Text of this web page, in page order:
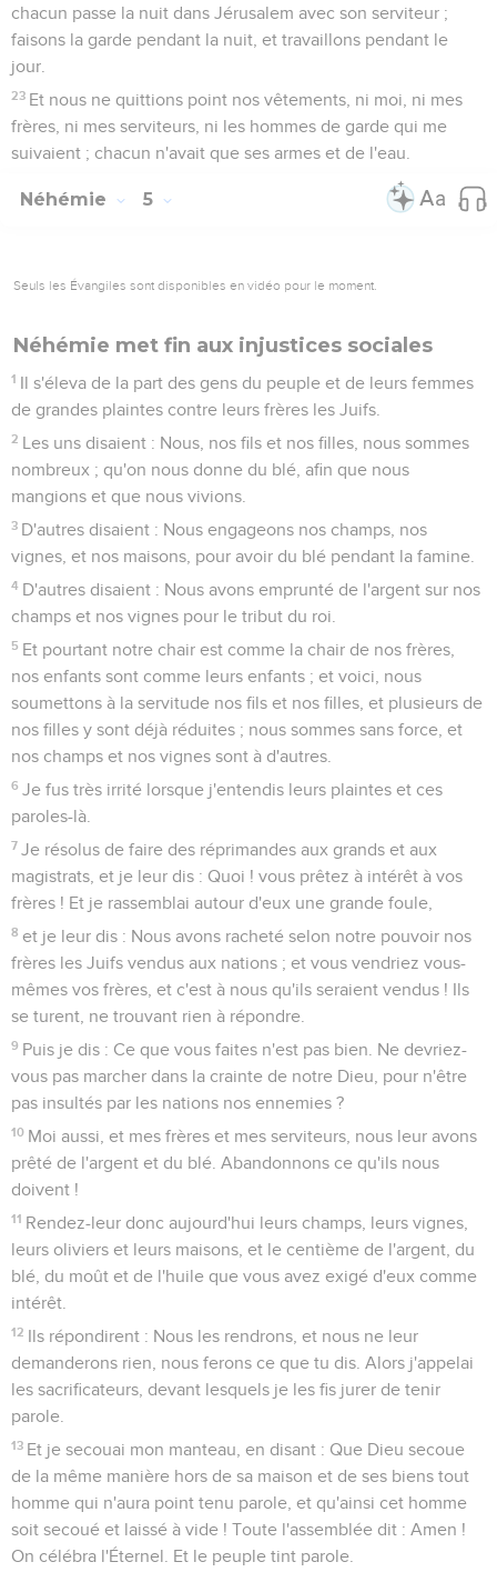
chacun passe la nuit dans Jérusalem avec son serviteur ;
faisons la garde pendant la nuit, et travaillons pendant le
jour.
23 Et nous ne quittions point nos vêtements, ni moi, ni mes
frères, ni mes serviteurs, ni les hommes de garde qui me
suivaient ; chacun n'avait que ses armes et de l'eau.
Néhémie 5
Seuls les Évangiles sont disponibles en vidéo pour le moment.
Néhémie met fin aux injustices sociales
1 Il s'éleva de la part des gens du peuple et de leurs femmes
de grandes plaintes contre leurs frères les Juifs.
2 Les uns disaient : Nous, nos fils et nos filles, nous sommes
nombreux ; qu'on nous donne du blé, afin que nous
mangions et que nous vivions.
3 D'autres disaient : Nous engageons nos champs, nos
vignes, et nos maisons, pour avoir du blé pendant la famine.
4 D'autres disaient : Nous avons emprunté de l'argent sur nos
champs et nos vignes pour le tribut du roi.
5 Et pourtant notre chair est comme la chair de nos frères,
nos enfants sont comme leurs enfants ; et voici, nous
soumettons à la servitude nos fils et nos filles, et plusieurs de
nos filles y sont déjà réduites ; nous sommes sans force, et
nos champs et nos vignes sont à d'autres.
6 Je fus très irrité lorsque j'entendis leurs plaintes et ces
paroles-là.
7 Je résolus de faire des réprimandes aux grands et aux
magistrats, et je leur dis : Quoi ! vous prêtez à intérêt à vos
frères ! Et je rassemblai autour d'eux une grande foule,
8 et je leur dis : Nous avons racheté selon notre pouvoir nos
frères les Juifs vendus aux nations ; et vous vendriez vous-
mêmes vos frères, et c'est à nous qu'ils seraient vendus ! Ils
se turent, ne trouvant rien à répondre.
9 Puis je dis : Ce que vous faites n'est pas bien. Ne devriez-
vous pas marcher dans la crainte de notre Dieu, pour n'être
pas insultés par les nations nos ennemies ?
10 Moi aussi, et mes frères et mes serviteurs, nous leur avons
prêté de l'argent et du blé. Abandonnons ce qu'ils nous
doivent !
11 Rendez-leur donc aujourd'hui leurs champs, leurs vignes,
leurs oliviers et leurs maisons, et le centième de l'argent, du
blé, du moût et de l'huile que vous avez exigé d'eux comme
intérêt.
12 Ils répondirent : Nous les rendrons, et nous ne leur
demanderons rien, nous ferons ce que tu dis. Alors j'appelai
les sacrificateurs, devant lesquels je les fis jurer de tenir
parole.
13 Et je secouai mon manteau, en disant : Que Dieu secoue
de la même manière hors de sa maison et de ses biens tout
homme qui n'aura point tenu parole, et qu'ainsi cet homme
soit secoué et laissé à vide ! Toute l'assemblée dit : Amen !
On célébra l'Éternel. Et le peuple tint parole.